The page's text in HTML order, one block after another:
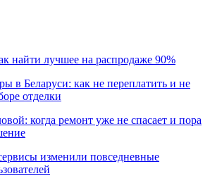
найти лучшее на распродаже 90%
в Беларуси: как не переплатить и не
отделки
когда ремонт уже не спасает и пора
изменили повседневные